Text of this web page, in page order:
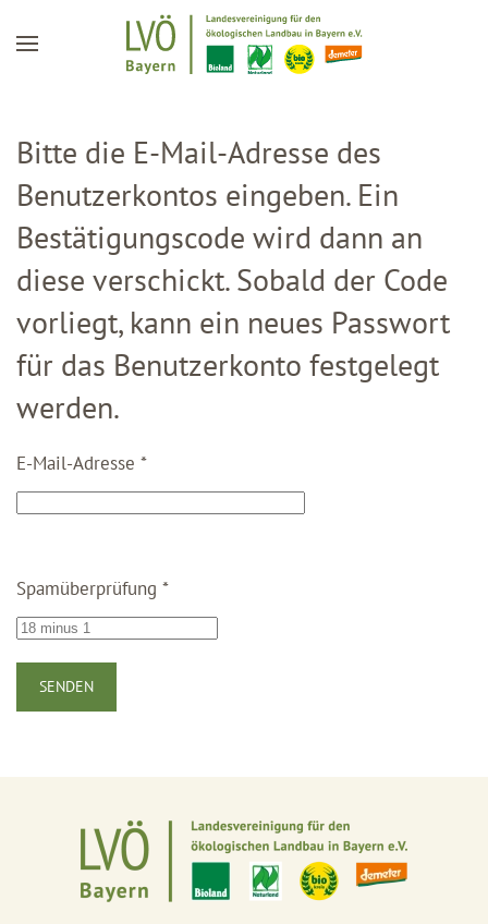
Zum Hauptinhalt springen
Bitte die E-Mail-Adresse des
Benutzerkontos eingeben. Ein
Bestätigungscode wird dann an
diese verschickt. Sobald der Code
vorliegt, kann ein neues Passwort
für das Benutzerkonto festgelegt
werden.
E-Mail-Adresse *
Spamüberprüfung *
SENDEN